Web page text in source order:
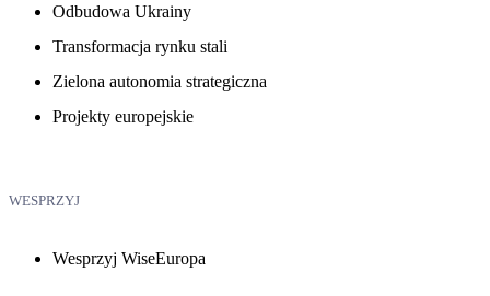
Odbudowa Ukrainy
Transformacja rynku stali
Zielona autonomia strategiczna
Projekty europejskie
WESPRZYJ
Wesprzyj WiseEuropa